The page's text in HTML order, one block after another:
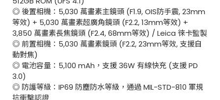
◎ 後置相機：5,030 萬畫素主鏡頭 (F1.9, OIS防手震, 23mm
等效) + 5,030 萬畫素超廣角鏡頭 (F2.2, 13mm等效) +
3,850 萬畫素長焦鏡頭 (F2.4, 68mm等效) / Leica 徠卡監製
◎ 前置相機：5,030 萬畫素鏡頭 (F2.2, 23mm等效, 支援自
動對焦)
◎ 電池容量：5,100 mAh，支援 36W 有線快充 (支援 PD
3.0)
◎ 防護等級：IP69 防塵防水等級，通過 MIL-STD-810 軍規
抗衝擊認證